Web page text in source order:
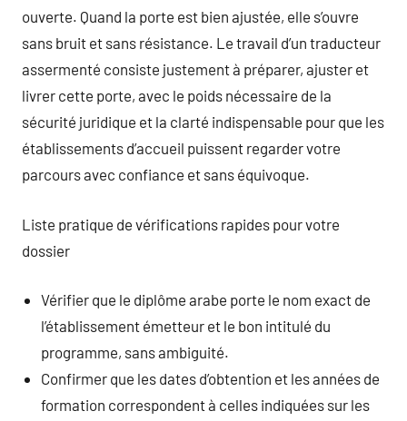
ouverte. Quand la porte est bien ajustée, elle s’ouvre
sans bruit et sans résistance. Le travail d’un traducteur
assermenté consiste justement à préparer, ajuster et
livrer cette porte, avec le poids nécessaire de la
sécurité juridique et la clarté indispensable pour que les
établissements d’accueil puissent regarder votre
parcours avec confiance et sans équivoque.
Liste pratique de vérifications rapides pour votre
dossier
Vérifier que le diplôme arabe porte le nom exact de
l’établissement émetteur et le bon intitulé du
programme, sans ambiguité.
Confirmer que les dates d’obtention et les années de
formation correspondent à celles indiquées sur les